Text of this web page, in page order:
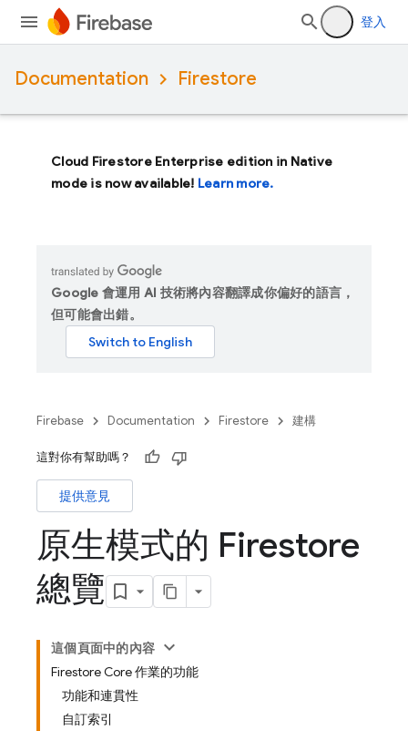
登入
Documentation Firestore
Cloud Firestore Enterprise edition in Native
mode is now available! Learn more.
Google 會運用 AI 技術將內容翻譯成你偏好的語言，
但可能會出錯。
Firebase Documentation Firestore 建構
這對你有幫助嗎？
提供意見
原生模式的 Firestore
總覽
這個頁面中的內容
Firestore Core 作業的功能
功能和連貫性
自訂索引